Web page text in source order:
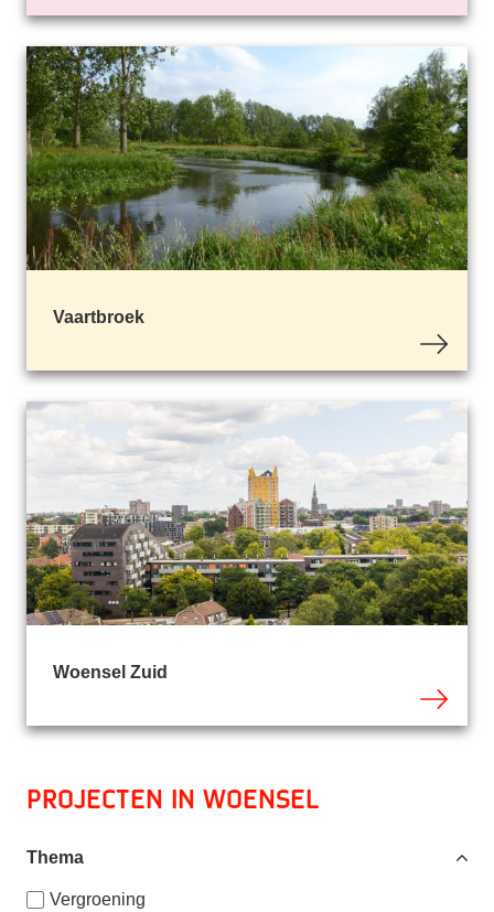
Vaartbroek
Woensel Zuid
Projecten in Woensel
Thema
Vergroening